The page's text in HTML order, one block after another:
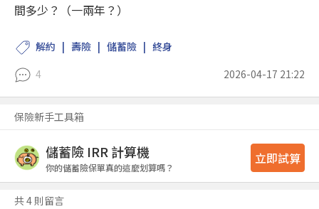
間多少？（一兩年？）
解約 壽險 儲蓄險
終身
4
2026-04-17 21:22
保險新手工具箱
儲蓄險 IRR 計算機
你的儲蓄險保單真的這麼划算嗎？
立即試算
共 4 則留言